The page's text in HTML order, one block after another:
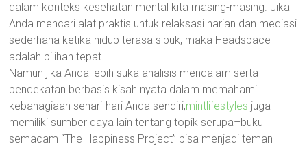
dalam konteks kesehatan mental kita masing-masing. Jika
Anda mencari alat praktis untuk relaksasi harian dan mediasi
sederhana ketika hidup terasa sibuk, maka Headspace
adalah pilihan tepat.
Namun jika Anda lebih suka analisis mendalam serta
pendekatan berbasis kisah nyata dalam memahami
kebahagiaan sehari-hari Anda sendiri,mintlifestyles juga
memiliki sumber daya lain tentang topik serupa–buku
semacam “The Happiness Project” bisa menjadi teman